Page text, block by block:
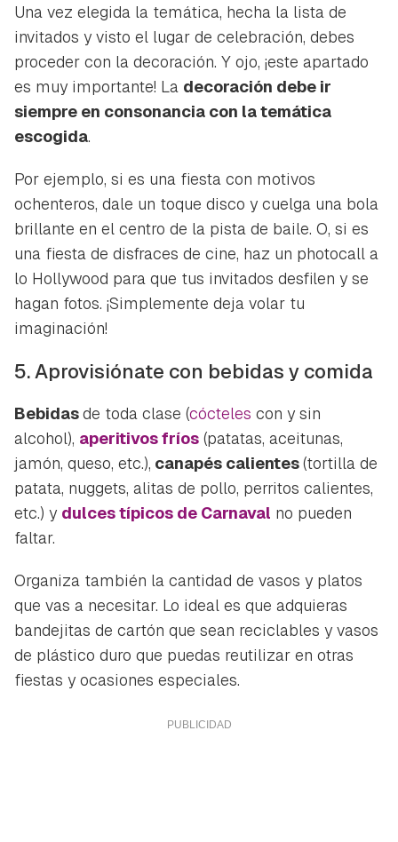
Guardar como favorito
Para poder guardar como favorito, primero has de
iniciar sesión con tu cuenta de Hogarmanía.
INICIAR SESIÓN CANCELAR
Una vez elegida la temática, hecha la lista de
invitados y visto el lugar de celebración, debes
proceder con la decoración. Y ojo, ¡este apartado
es muy importante! La decoración debe ir
siempre en consonancia con la temática
escogida.
Por ejemplo, si es una fiesta con motivos
ochenteros, dale un toque disco y cuelga una bola
brillante en el centro de la pista de baile. O, si es
una fiesta de disfraces de cine, haz un photocall a
lo Hollywood para que tus invitados desfilen y se
hagan fotos. ¡Simplemente deja volar tu
imaginación!
5. Aprovisiónate con bebidas y comida
Bebidasde toda clase (cócteles con y sin
alcohol), aperitivos fríos (patatas, aceitunas,
jamón, queso, etc.), canapés calientes(tortilla de
patata, nuggets, alitas de pollo, perritos calientes,
etc.) y dulces típicos de Carnaval no pueden
faltar.
Organiza también la cantidad de vasos y platos
que vas a necesitar. Lo ideal es que adquieras
bandejitas de cartón que sean reciclables y vasos
de plástico duro que puedas reutilizar en otras
fiestas y ocasiones especiales.
Gracias por suscribirte a nuestro boletín.